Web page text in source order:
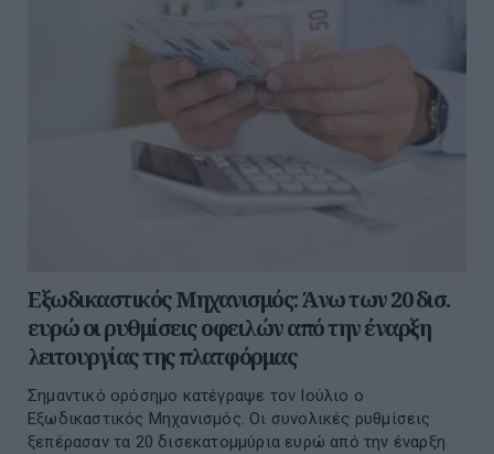
Εξωδικαστικός Μηχανισμός: Άνω των 20 δισ.
ευρώ οι ρυθμίσεις οφειλών από την έναρξη
λειτουργίας της πλατφόρμας
Σημαντικό ορόσημο κατέγραψε τον Ιούλιο ο
Εξωδικαστικός Μηχανισμός. Οι συνολικές ρυθμίσεις
ξεπέρασαν τα 20 δισεκατομμύρια ευρώ από την έναρξη